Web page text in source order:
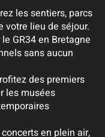
les sentiers, parcs
votre lieu de séjour.
GR34 en Bretagne
sans aucun
des premiers
les musées
en plein air,